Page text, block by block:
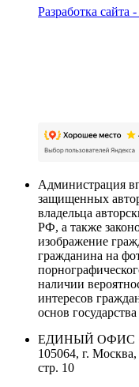
Разработка
Администрация
защищенных
владельца
РФ, а также
изображение
гражданина на
наличии
интересов
основ
ЕДИНЫЙ ОФИС
105064, г.
стр. 10